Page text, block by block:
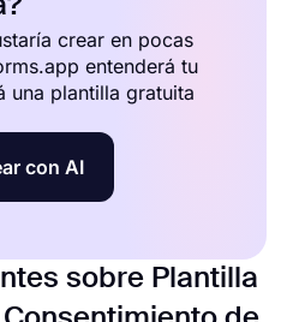
crear en pocas
entenderá tu
una plantilla gratuita
con AI
sobre Plantilla